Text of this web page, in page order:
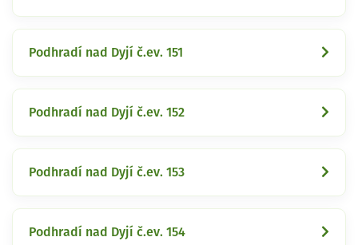
Podhradí nad Dyjí č.ev. 151
Podhradí nad Dyjí č.ev. 152
Podhradí nad Dyjí č.ev. 153
Podhradí nad Dyjí č.ev. 154